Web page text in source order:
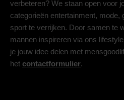
verbeteren? We staan open voor
categorieën entertainment, mode,
sport te verrijken. Door samen te
mannen inspireren via ons
je jouw idee delen met
het contactformulier.